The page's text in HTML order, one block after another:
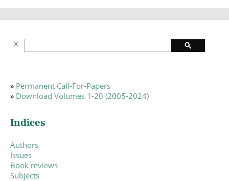
» Permanent Call-For-Papers
» Download Volumes 1-20 (2005-2024)
Indices
Authors
Issues
Book reviews
Subjects